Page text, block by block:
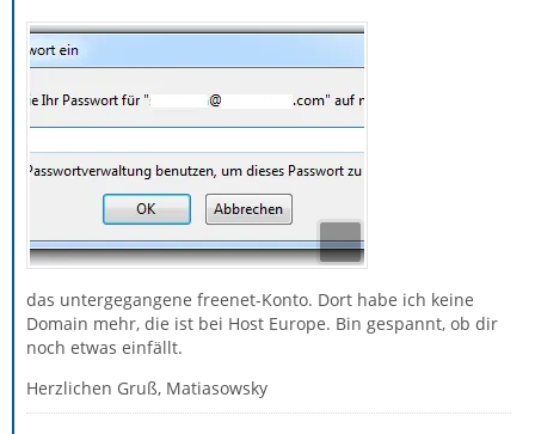
das untergegangene freenet-Konto. Dort habe ich keine
Domain mehr, die ist bei Host Europe. Bin gespannt, ob dir
noch etwas einfällt.
Herzlichen Gruß, Matiasowsky